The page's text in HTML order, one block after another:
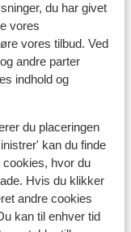
du har givet
vores
vores tilbud. Ved
andre parter
indhold og
du placeringen
kan du finde
cookies, hvor du
Hvis du klikker
andre cookies
kan til enhver tid
meter
meter
meter
meter
i Chalkidiki